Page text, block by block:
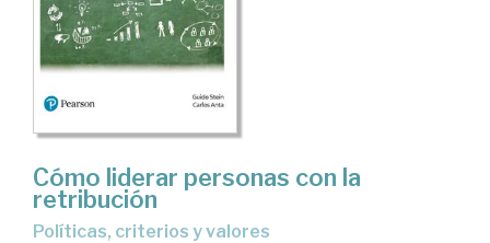
Cómo liderar personas con la
retribución
políticas, criterios y valores